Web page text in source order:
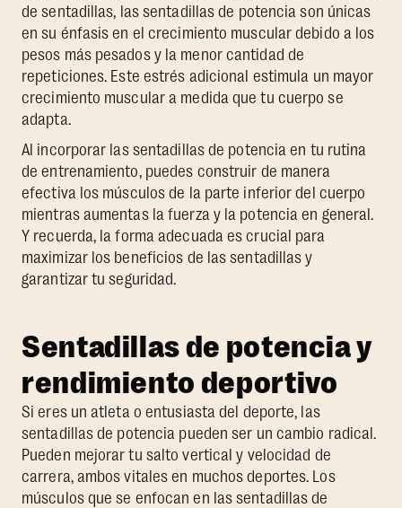
de sentadillas, las sentadillas de potencia son únicas
en su énfasis en el crecimiento muscular debido a los
pesos más pesados y la menor cantidad de
repeticiones. Este estrés adicional estimula un mayor
crecimiento muscular a medida que tu cuerpo se
adapta.
Al incorporar las sentadillas de potencia en tu rutina
de entrenamiento, puedes construir de manera
efectiva los músculos de la parte inferior del cuerpo
mientras aumentas la fuerza y la potencia en general.
Y recuerda, la forma adecuada es crucial para
maximizar los beneficios de las sentadillas y
garantizar tu seguridad.
Sentadillas de potencia y
rendimiento deportivo
Si eres un atleta o entusiasta del deporte, las
sentadillas de potencia pueden ser un cambio radical.
Pueden mejorar tu salto vertical y velocidad de
carrera, ambos vitales en muchos deportes. Los
músculos que se enfocan en las sentadillas de